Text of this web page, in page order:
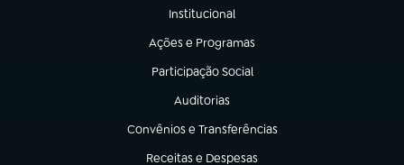
Institucional
(abre em nova aba)
Ações e Programas
(abre em nova aba)
Participação Social
(abre em nova aba)
Auditorias
(abre em nova aba)
Convênios e Transferências
(abre em nova aba)
Receitas e Despesas